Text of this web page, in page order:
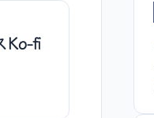
Ko-fi